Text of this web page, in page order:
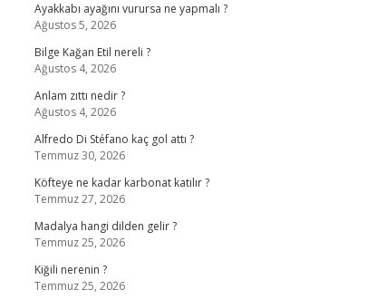
Ayakkabı ayağını vurursa ne yapmalı ?
Ağustos 5, 2026
Bilge Kağan Etil nereli ?
Ağustos 4, 2026
Anlam zıttı nedir ?
Ağustos 4, 2026
Alfredo Di Stéfano kaç gol attı ?
Temmuz 30, 2026
Köfteye ne kadar karbonat katılır ?
Temmuz 27, 2026
Madalya hangi dilden gelir ?
Temmuz 25, 2026
Kiğili nerenin ?
Temmuz 25, 2026